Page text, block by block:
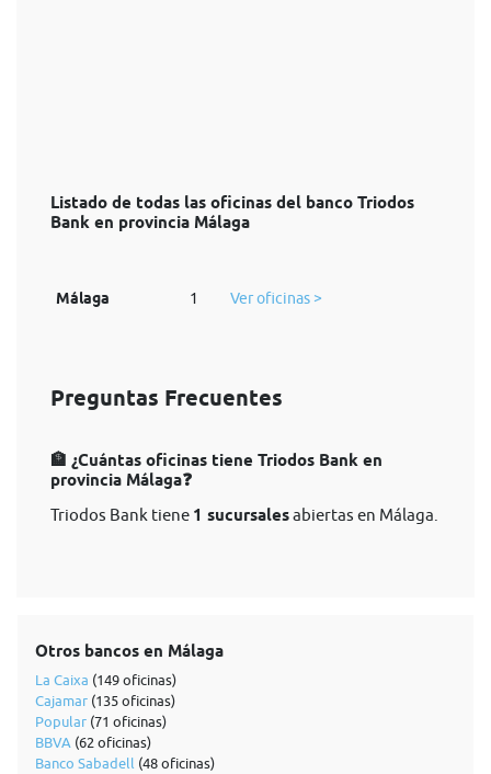
Listado de todas las oficinas del banco Triodos
Bank en provincia Málaga
Málaga 1 Ver oficinas >
Preguntas Frecuentes
🏦 ¿Cuántas oficinas tiene Triodos Bank en
provincia Málaga❓
Triodos Bank tiene 1 sucursalesabiertas en Málaga.
Otros bancos en Málaga
La Caixa (149 oficinas)
Cajamar (135 oficinas)
Popular (71 oficinas)
BBVA (62 oficinas)
Banco Sabadell (48 oficinas)